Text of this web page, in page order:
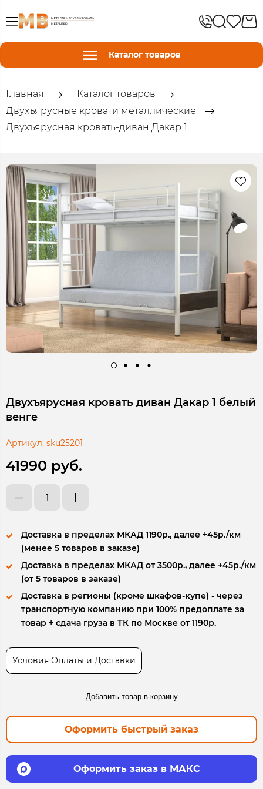
Каталог товаров
Главная
Каталог товаров
Двухъярусные кровати металлические
Двухъярусная кровать-диван Дакар 1
Двухъярусная кровать диван Дакар 1 белый
венге
Артикул: sku25201
41990 руб.
Доставка в пределах МКАД 1190р., далее +45р./км
(менее 5 товаров в заказе)
Доставка в пределах МКАД от 3500р., далее +45р./км
(от 5 товаров в заказе)
Доставка в регионы (кроме шкафов-купе) - через
транспортную компанию при 100% предоплате за
товар + сдача груза в ТК по Москве от 1190р.
Условия Оплаты и Доставки
Добавить товар в корзину
Оформить быстрый заказ
Оформить заказ в МАКС